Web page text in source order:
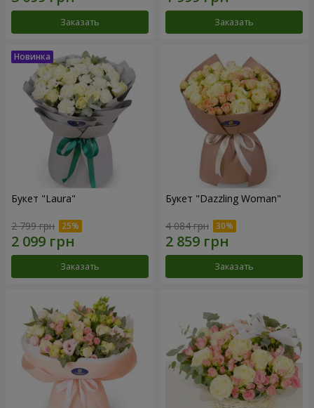
Заказать Заказать
Букет "Laura"
2 799 грн
Заказать
Букет "Dazzling Woman"
4 084 грн
Заказать